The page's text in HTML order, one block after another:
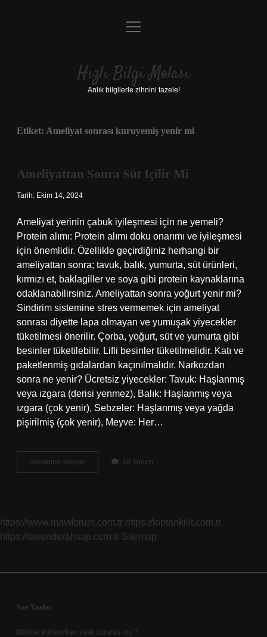
Anasayfa
Yasal Uyarı
menüyü
Hızlı Bilgi Molası
Anlık bilgilerle zihnini tazele!
Etiket: Ameliyat sonrası kuruyemiş yenir mi
Ameliyattan Sonra Süt Içilir Mi
Tarih: Ekim 14, 2024
Ameliyat yerinin çabuk iyileşmesi için ne yemeli?
Protein alımı: Protein alımı doku onarımı ve iyileşmesi
için önemlidir. Özellikle geçirdiğiniz herhangi bir
ameliyattan sonra; tavuk, balık, yumurta, süt ürünleri,
kırmızı et, baklagiller ve soya gibi protein kaynaklarına
odaklanabilirsiniz. Ameliyattan sonra yoğurt yenir mi?
Sindirim sistemine stres vermemek için ameliyat
sonrası diyette lapa olmayan ve yumuşak yiyecekler
tüketilmesi önerilir. Çorba, yoğurt, süt ve yumurta gibi
besinler tüketilebilir. Lifli besinler tüketilmelidir. Katı ve
paketlenmiş gıdalardan kaçınılmalıdır. Narkozdan
sonra ne yenir? Ücretsiz yiyecekler: Tavuk: Haşlanmış
veya ızgara (derisi yenmez), Balık: Haşlanmış veya
ızgara (çok yenir), Sebzeler: Haşlanmış veya yağda
pişirilmiş (çok yenir), Meyve: Her…
Devamını okuyun Ameliyattan
Sonra
10 Yorum
https://www.maviforum.com.tr https://toptankilit.com.tr
https://serenderahsap.com.tr Sitemap
Sidebar
Son Yazılar
Bisiklet kullanırken kask zorunlu mu ?